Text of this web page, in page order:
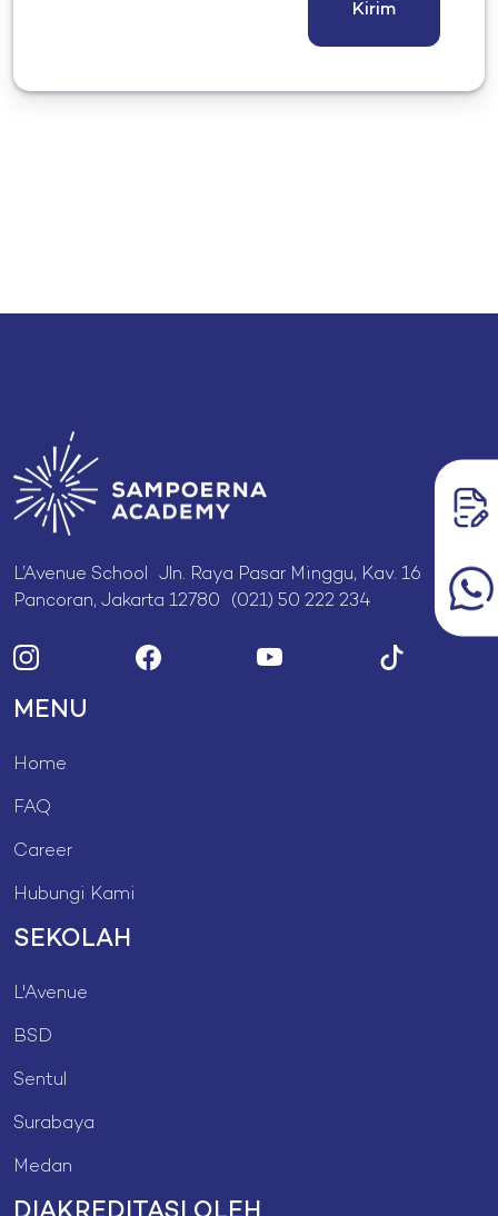
Kirim
L’Avenue School Jln. Raya Pasar Minggu, Kav. 16
Pancoran, Jakarta 12780 (021) 50 222 234
MENU
Home
FAQ
Career
Hubungi Kami
SEKOLAH
L'Avenue
BSD
Sentul
Surabaya
Medan